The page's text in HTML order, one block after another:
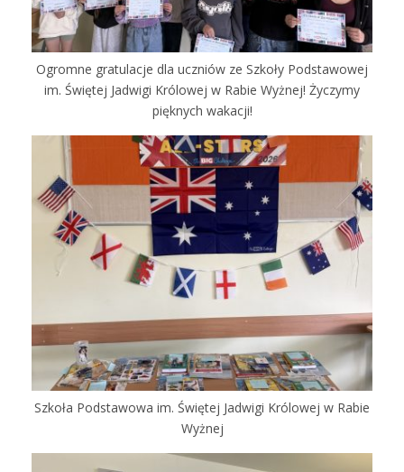
Ogromne gratulacje dla uczniów ze Szkoły Podstawowej
im. Świętej Jadwigi Królowej w Rabie Wyżnej! Życzymy
pięknych wakacji!
Szkoła Podstawowa im. Świętej Jadwigi Królowej w Rabie
Wyżnej